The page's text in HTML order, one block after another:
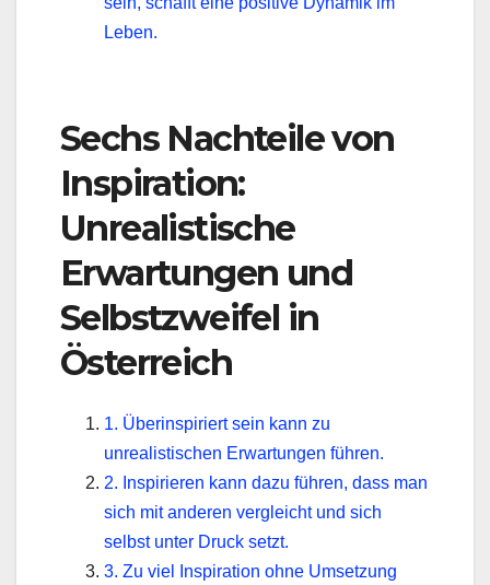
Leben.
Sechs Nachteile von
Inspiration:
Unrealistische
Erwartungen und
Selbstzweifel in
Österreich
1. Überinspiriert sein kann zu
unrealistischen Erwartungen führen.
2. Inspirieren kann dazu führen, dass man
sich mit anderen vergleicht und sich
selbst unter Druck setzt.
3. Zu viel Inspiration ohne Umsetzung